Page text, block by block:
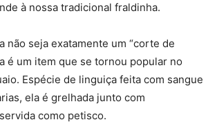
à nossa tradicional fraldinha.
não seja exatamente um “corte de
é um item que se tornou popular no
Espécie de linguiça feita com sangue
ela é grelhada junto com
como petisco.